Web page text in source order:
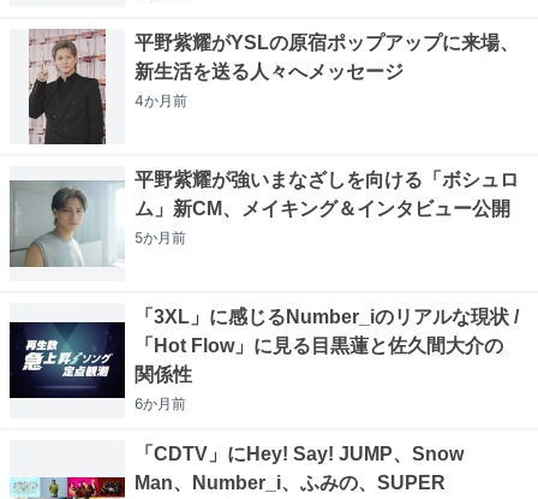
平野紫耀がYSLの原宿ポップアップに来場、
新生活を送る人々へメッセージ
4か月前
平野紫耀が強いまなざしを向ける「ボシュロ
ム」新CM、メイキング＆インタビュー公開
5か月前
「3XL」に感じるNumber_iのリアルな現状 /
「Hot Flow」に見る目黒蓮と佐久間大介の
関係性
6か月前
「CDTV」にHey! Say! JUMP、Snow
Man、Number_i、ふみの、SUPER